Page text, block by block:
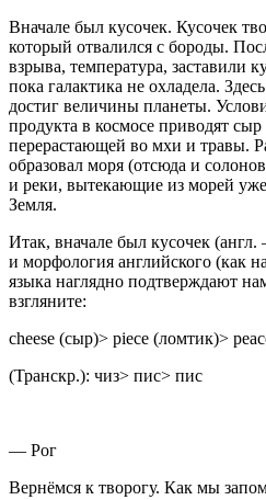
Вначале был кусочек. Кусочек
который отвалился с бороды.
взрыва, температура, заставили
пока галактика не охладела.
достиг величины планеты.
продукта в космосе приводят
перерастающей во мхи и травы.
образовал моря (отсюда и
и реки, вытекающие из морей уже
Земля.
Итак, вначале был кусочек
и морфология английского (как
языка наглядно подтверждают
взгляните:
cheese (сыр)> piece (ломтик)>
(Транскр.): чиз> пис> пис
— Рог
Вернёмся к творогу. Как мы